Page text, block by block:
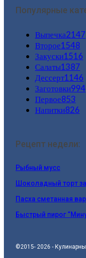
Популярные
Выпечка2147
Второе1548
Закуски1516
Салаты1387
Дессерт1146
Заготовки994
Первое853
Напитки826
Рецепт недели:
Рыбный мусс
Шоколадный торт
Пасха сметанная
Быстрый пирог
©2015- 2026 -